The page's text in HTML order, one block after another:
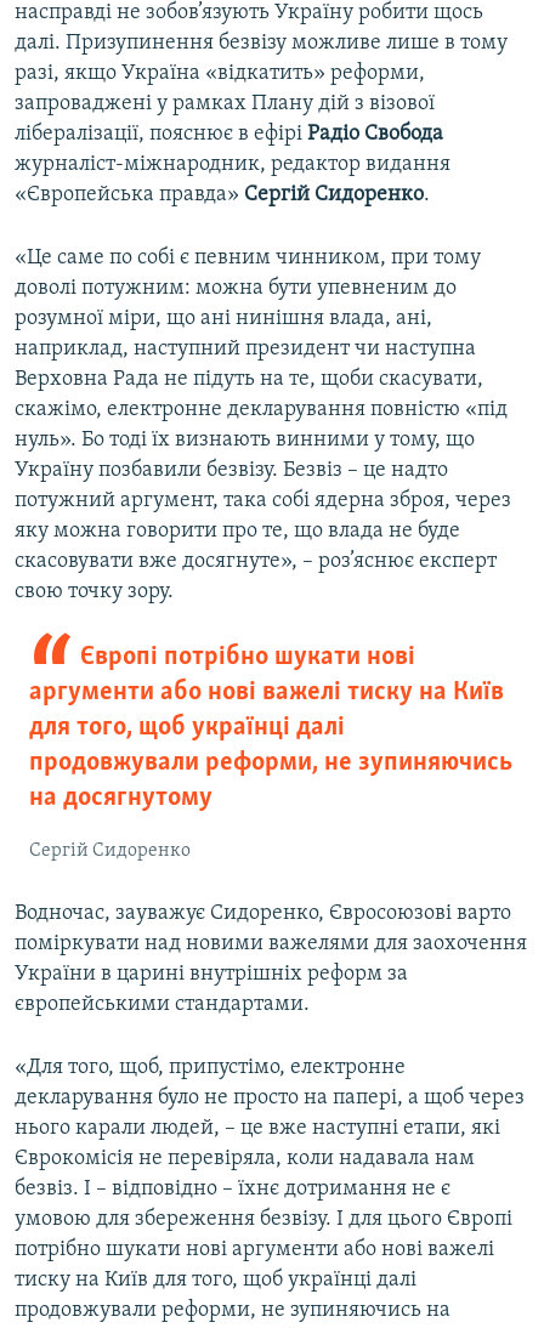
насправді не зобов’язують Україну робити щось
далі. Призупинення безвізу можливе лише в тому
разі, якщо Україна «відкатить» реформи,
запроваджені у рамках Плану дій з візової
лібералізації, пояснює в ефірі Радіо Свобода
журналіст-міжнародник, редактор видання
«Європейська правда» Сергій Сидоренко.
«Це саме по собі є певним чинником, при тому
доволі потужним: можна бути упевненим до
розумної міри, що ані нинішня влада, ані,
наприклад, наступний президент чи наступна
Верховна Рада не підуть на те, щоби скасувати,
скажімо, електронне декларування повністю «під
нуль». Бо тоді їх визнають винними у тому, що
Україну позбавили безвізу. Безвіз – це надто
потужний аргумент, така собі ядерна зброя, через
яку можна говорити про те, що влада не буде
скасовувати вже досягнуте», – роз’яснює експерт
свою точку зору.
Європі потрібно шукати нові
аргументи або нові важелі тиску на Київ
для того, щоб українці далі
продовжували реформи, не зупиняючись
на досягнутому
Сергій Сидоренко
Водночас, зауважує Сидоренко, Євросоюзові варто
поміркувати над новими важелями для заохочення
України в царині внутрішніх реформ за
європейськими стандартами.
«Для того, щоб, припустімо, електронне
декларування було не просто на папері, а щоб через
нього карали людей, – це вже наступні етапи, які
Єврокомісія не перевіряла, коли надавала нам
безвіз. І – відповідно – їхнє дотримання не є
умовою для збереження безвізу. І для цього Європі
потрібно шукати нові аргументи або нові важелі
тиску на Київ для того, щоб українці далі
продовжували реформи, не зупиняючись на